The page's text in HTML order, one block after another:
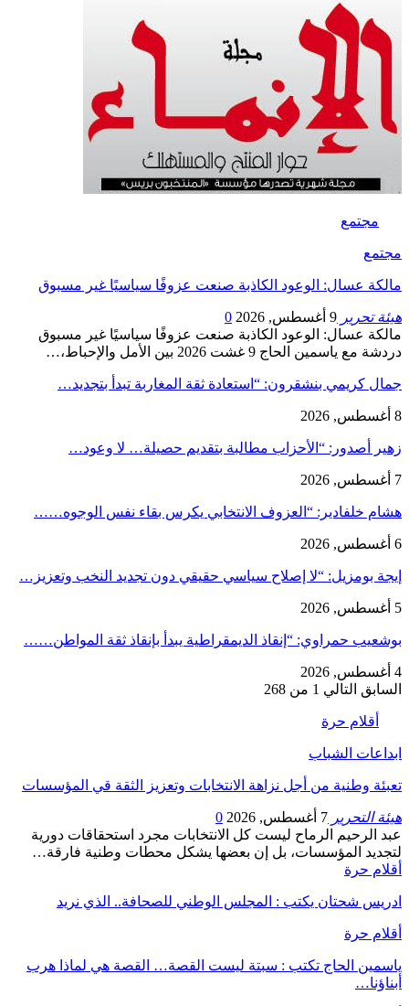
مجتمع
مجتمع
مالكة عسال: الوعود الكاذبة صنعت عزوفًا سياسيًا غير مسبوق
هيئة تحرير 9 أغسطس, 2026
0
مالكة عسال: الوعود الكاذبة صنعت عزوفًا سياسيًا غير مسبوق
دردشة مع ياسمين الحاج 9 غشت 2026 بين الأمل والإحباط،…
جمال كريمي بنشقرون: “استعادة ثقة المغاربة تبدأ بتجديد…
8 أغسطس, 2026
زهير أصدور: “الأحزاب مطالبة بتقديم حصيلة… لا وعود…
7 أغسطس, 2026
هشام خلفادير: “العزوف الانتخابي يكرس بقاء نفس الوجوه……
6 أغسطس, 2026
إيجة بومزيل: “لا إصلاح سياسي حقيقي دون تجديد النخب وتعزيز…
5 أغسطس, 2026
بوشعيب حمراوي: “إنقاذ الديمقراطية يبدأ بإنقاذ ثقة المواطن……
4 أغسطس, 2026
السابق التالي 1 من 268
أقلام حرة
ابداعات الشباب
تعبئة وطنية من أجل نزاهة الانتخابات وتعزيز الثقة قي المؤسسات
هيئة التحرير 7 أغسطس, 2026
0
عبد الرحيم الرماح ليست كل الانتخابات مجرد استحقاقات دورية
لتجديد المؤسسات، بل إن بعضها يشكل محطات وطنية فارقة…
أقلام حرة
ادريس شحتان يكتب : المجلس الوطني للصحافة.. الذي نريد
أقلام حرة
ياسمين الحاج تكتب : سبتة ليست القصة… القصة هي لماذا هرب
أبناؤنا…